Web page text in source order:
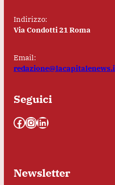
Indirizzo:
Via Condotti 21 Roma
Email:
Seguici
Facebook InstagramLinkedIn
Newsletter